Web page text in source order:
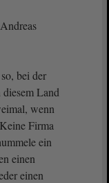
bei der
Land
wenn
Firma
ein
einen
einen